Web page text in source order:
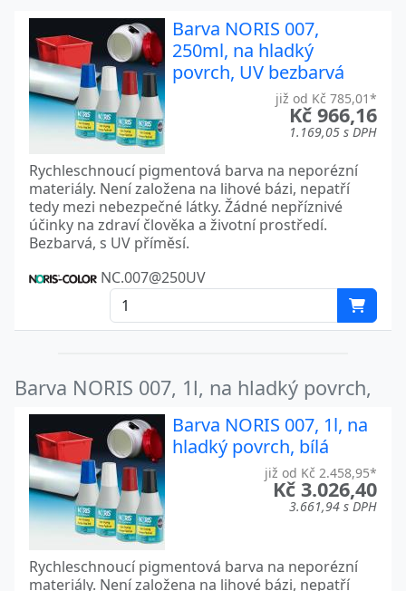
Barva NORIS 007,
250ml, na hladký
povrch, UV bezbarvá
již od Kč 785,01*
Kč 966,16
1.169,05 s DPH
Rychleschnoucí pigmentová barva na neporézní
materiály. Není založena na lihové bázi, nepatří
tedy mezi nebezpečné látky. Žádné nepříznivé
účinky na zdraví člověka a životní prostředí.
Bezbarvá, s UV příměsí.
NC.007@250UV
Barva NORIS 007, 1l, na hladký povrch,
Barva NORIS 007, 1l, na
hladký povrch, bílá
již od Kč 2.458,95*
Kč 3.026,40
3.661,94 s DPH
Rychleschnoucí pigmentová barva na neporézní
materiály. Není založena na lihové bázi, nepatří